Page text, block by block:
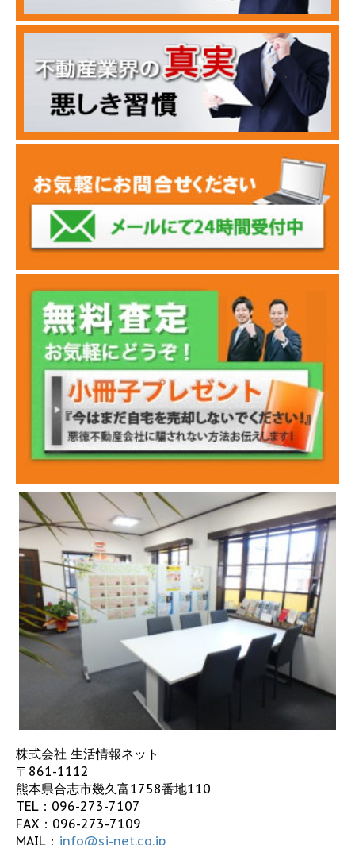
株式会社 生活情報ネット
〒861-1112
熊本県合志市幾久富1758番地110
TEL： 096-273-7107
FAX：096-273-7109
MAIL： info@sj-net.co.jp